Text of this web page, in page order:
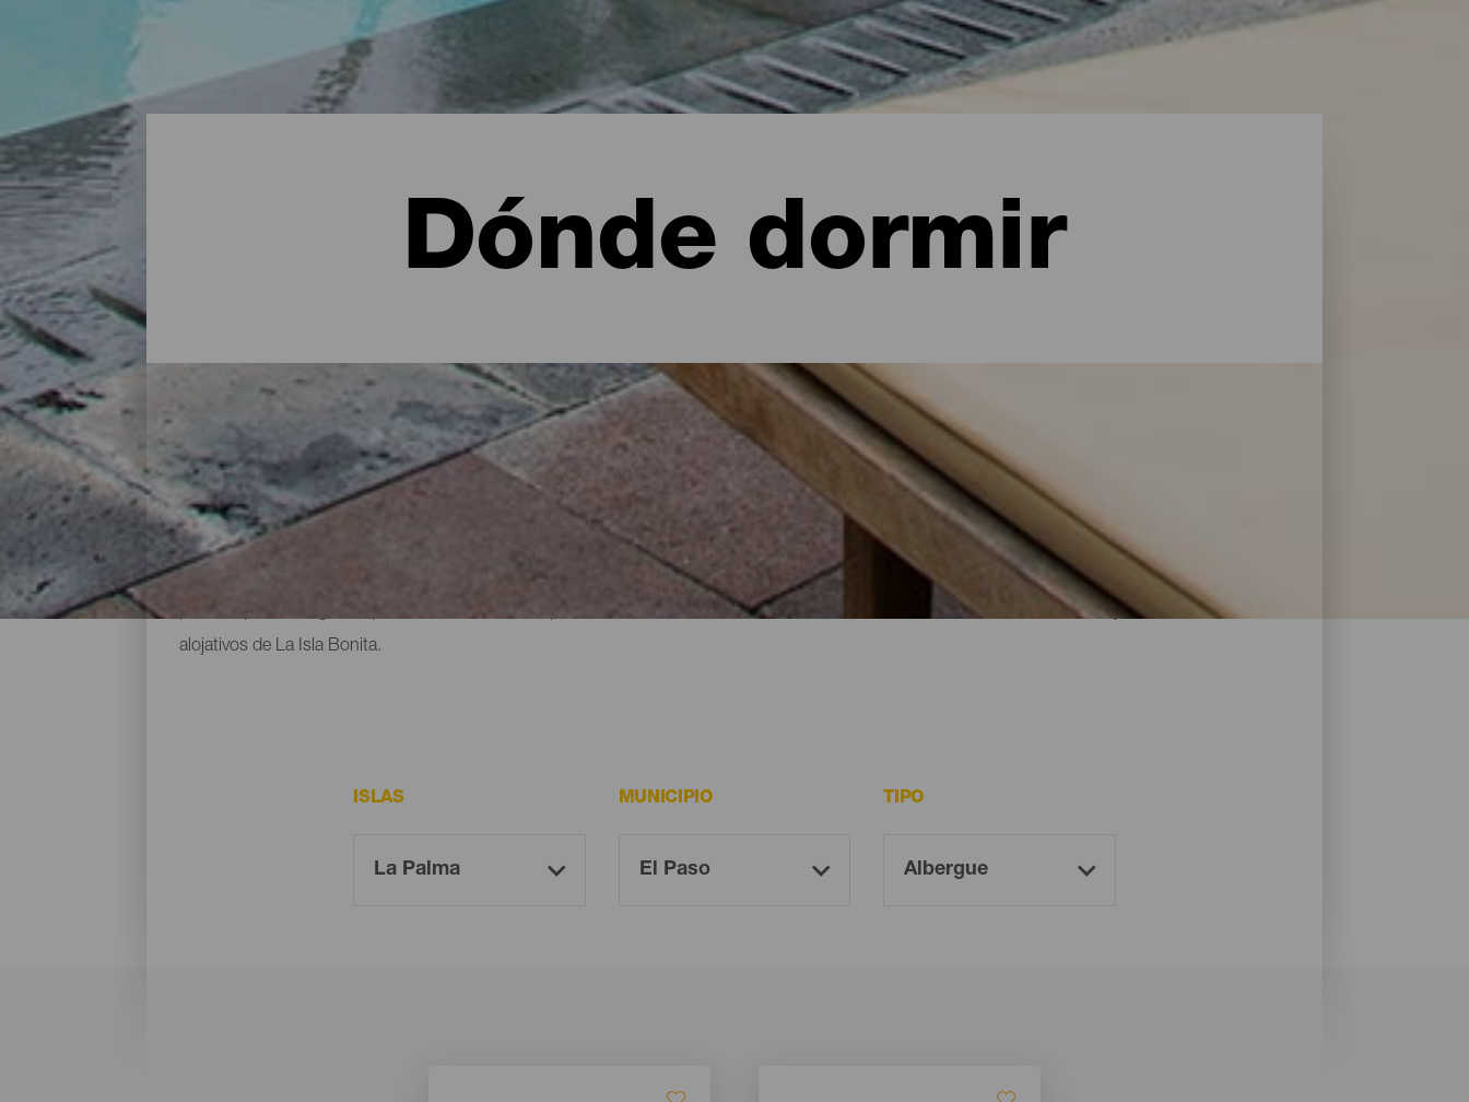
Dónde dormir
Dónde alojarse en la isla de La Palma: hoteles, apartamentos...
En una casa rural en plena naturaleza, en un apartamento junto al mar o en un pintoresco hotel rodeado de naturaleza y con todo tipo de servicios y
cuidados: La Palma dispone a lo largo de sus poco más de 700 kilómetros cuadrados de alternativas para todo tipo de viajeros. Encuentra la opción
perfecta para recargar las pilas tras un día de ruta por la isla o desconectar unos días de la rutina con esta selección de los mejores establecimientos
alojativos de La Isla Bonita.
ISLAS MUNICIPIO TIPO